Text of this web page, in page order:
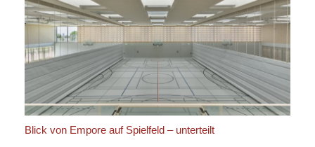
Blick von Empore auf Spielfeld – unterteilt